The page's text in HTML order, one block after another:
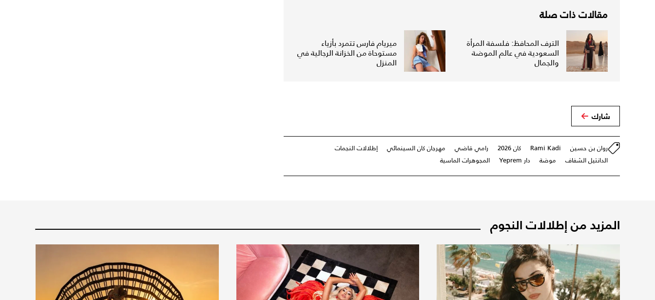
مقالات ذات صلة
الترف المحافظ: فلسفة المرأة
السعودية في عالم الموضة
والجمال
ميريام فارس تتمرد بأزياء
مستوحاة من الخزانة الرجالية في
المنزل
شارك
روان بن حسين Rami Kadi كان 2026 رامي قاضي مهرجان كان السينمائي
إطلالات النجمات
الدانتيل الشفاف
موضة دار Yeprem المجوهرات الماسية
المزيد من إطلالات النجوم